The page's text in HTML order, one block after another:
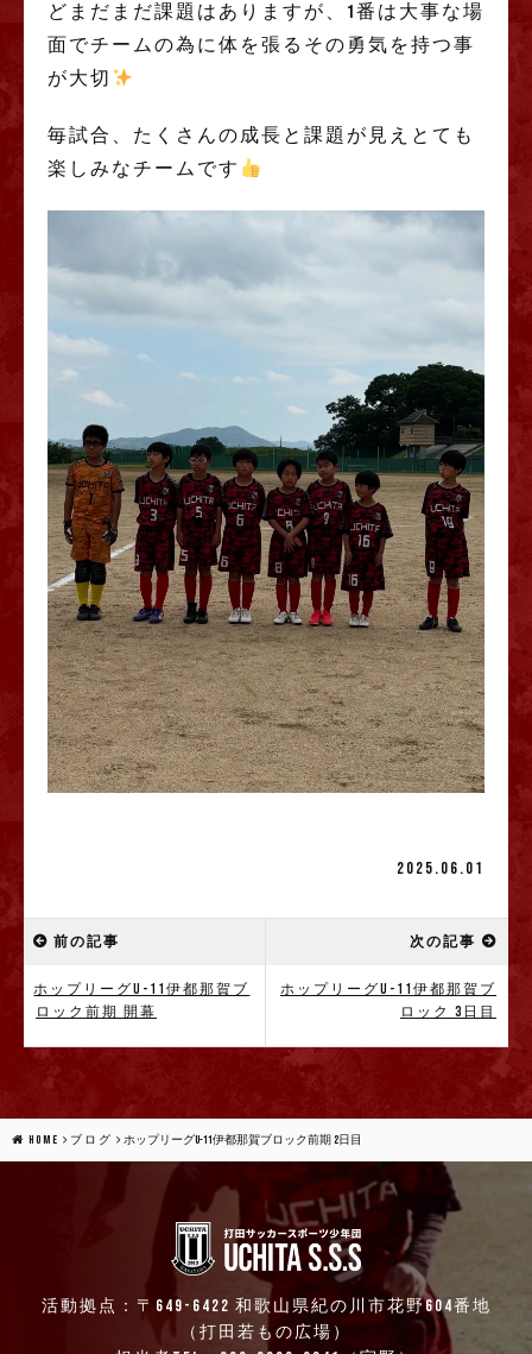
どまだまだ課題はありますが、1番は大事な場
面でチームの為に体を張るその勇気を持つ事
が大切
毎試合、たくさんの成長と課題が見えとても
楽しみなチームです
2025.06.01
前の記事
ホップリーグU-11伊都那賀ブ
ロック前期 開幕
次の記事
ホップリーグU-11伊都那賀ブ
ロック 3日目
HOME ブログ ホップリーグU-11伊都那賀ブロック前期 2日目
活動拠点：〒649-6422 和歌山県紀の川市花野604番地
（打田若もの広場）